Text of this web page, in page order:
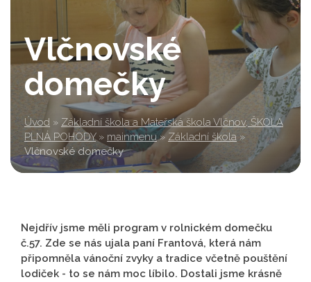
Vlčnovské
domečky
Úvod » Základní škola a Mateřská škola Vlčnov, ŠKOLA
PLNÁ POHODY » mainmenu » Základní škola »
Vlčnovské domečky
Nejdřív jsme měli program v rolnickém domečku
č.57. Zde se nás ujala paní Frantová, která nám
připomněla vánoční zvyky a tradice včetně pouštění
lodiček - to se nám moc líbilo. Dostali jsme krásně